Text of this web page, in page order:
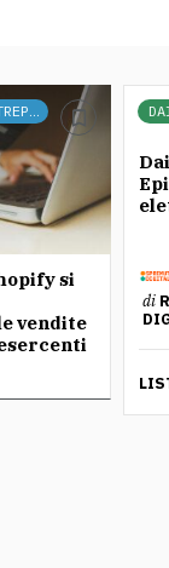
STARTUP & ENTREPRENEURSHIP
si
vendite
di